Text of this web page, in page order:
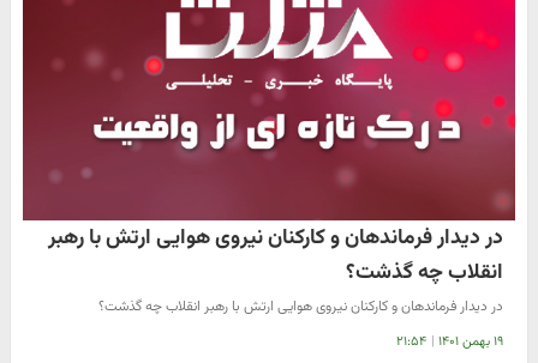
در دیدار فرماندهان و کارکنان نیروی هوایی ارتش با رهبر
انقلاب چه گذشت؟
در دیدار فرماندهان و کارکنان نیروی هوایی ارتش با رهبر انقلاب چه گذشت؟
۱۹ بهمن ۱۴۰۱ | ۲۱:۵۴